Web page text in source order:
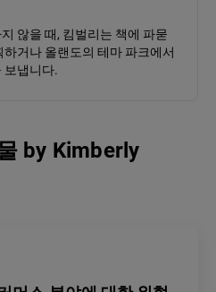
않을 때, 킴벌리는 책에 파묻
거나 올랜도의 테마 파크에서
보냅니다.
by Kimberly